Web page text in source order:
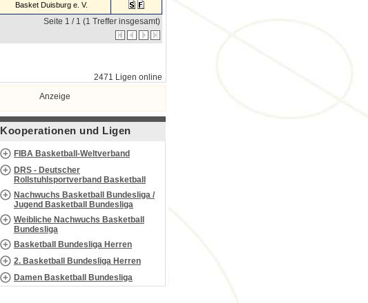
Basket Duisburg e. V.
Seite 1 / 1 (1 Treffer insgesamt)
2471 Ligen online
Anzeige
Kooperationen und Ligen
FIBA Basketball-Weltverband
DRS - Deutscher
Rollstuhlsportverband Basketball
Nachwuchs Basketball Bundesliga /
Jugend Basketball Bundesliga
Weibliche Nachwuchs Basketball
Bundesliga
Basketball Bundesliga Herren
2. Basketball Bundesliga Herren
Damen Basketball Bundesliga